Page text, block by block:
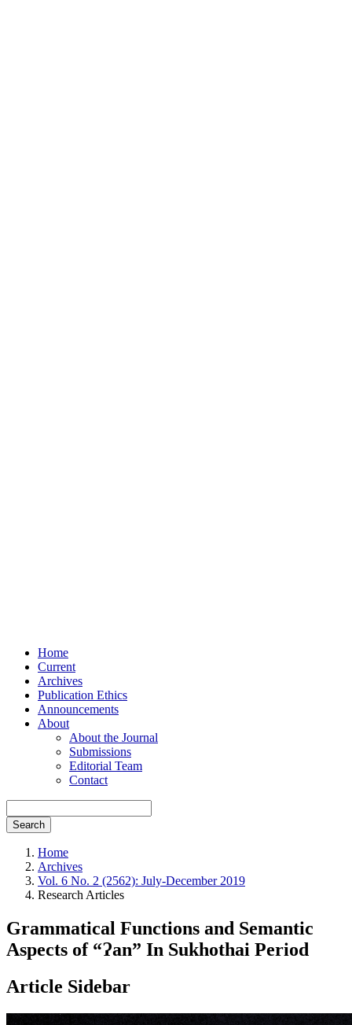
Home
Current
Archives
Publication Ethics
Announcements
About
About the Journal
Submissions
Editorial Team
Contact
Search
Home
Archives
Vol. 6 No. 2 (2562): July-December 2019
Research Articles
Grammatical Functions and Semantic
Aspects of “Ɂan” In Sukhothai Period
Article Sidebar